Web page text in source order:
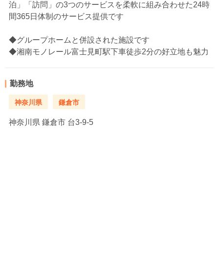
泊」「訪問」の3つのサービスを柔軟に組み合わせた24時
間365日体制のサービス提供です
◆グループホームと併設された施設です
◆湘南モノレール富士見町駅下車徒歩2分の好立地も魅力
勤務地
神奈川県 鎌倉市
神奈川県 鎌倉市 台3-9-5